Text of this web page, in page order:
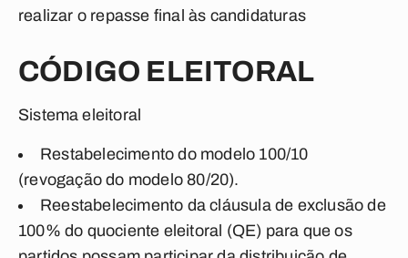
realizar o repasse final às candidaturas
CÓDIGO ELEITORAL
Sistema eleitoral
Restabelecimento do modelo 100/10
(revogação do modelo 80/20).
Reestabelecimento da cláusula de exclusão de
100% do quociente eleitoral (QE) para que os